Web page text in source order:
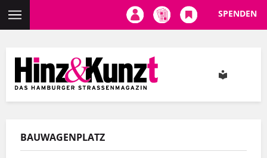
Inhalt
SPENDEN
BAUWAGENPLATZ